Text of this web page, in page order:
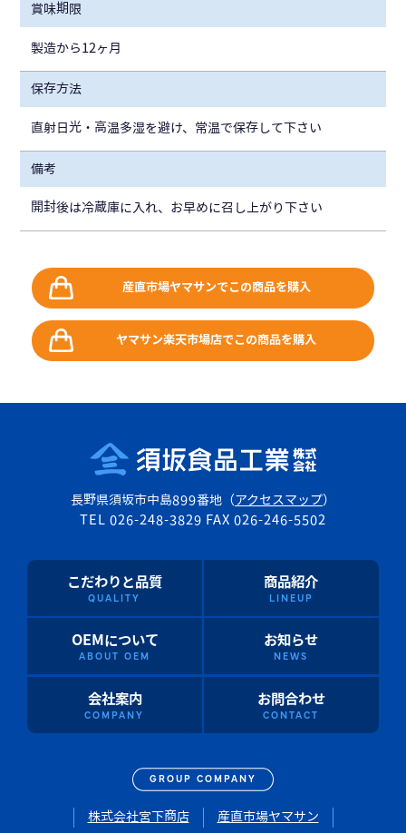
賞味期限
製造から12ヶ月
保存方法
直射日光・高温多湿を避け、常温で保存して下さい
備考
開封後は冷蔵庫に入れ、お早めに召し上がり下さい
産直市場ヤマサンでこの商品を購入
ヤマサン楽天市場店でこの商品を購入
長野県須坂市中島899番地（アクセスマップ）
TEL 026-248-3829 FAX 026-246-5502
こだわりと品質
QUALITY
商品紹介
LINEUP
OEMについて
ABOUT OEM
お知らせ
NEWS
会社案内
COMPANY
お問合わせ
CONTACT
GROUP COMPANY
株式会社宮下商店 産直市場ヤマサン